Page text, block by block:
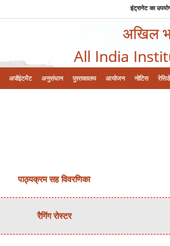
इंट्रानेट का
अखिल
All India
अपॉइंटमेंट अनुसंधान पुस्तकालय आयोजन नोटिस
पाठ्यक्रम सह विवरणिका
रैगिंग रोस्टर